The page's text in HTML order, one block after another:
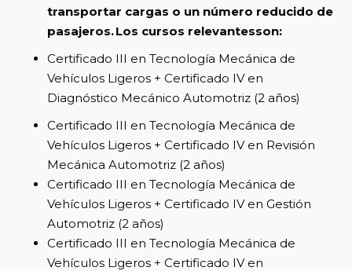
transportar cargas o un número reducido de
pasajeros. Los cursos relevantesson:
Certificado III en Tecnología Mecánica de
Vehículos Ligeros + Certificado IV en
Diagnóstico Mecánico Automotriz (2 años)
Certificado III en Tecnología Mecánica de
Vehículos Ligeros + Certificado IV en Revisión
Mecánica Automotriz (2 años)
Certificado III en Tecnología Mecánica de
Vehículos Ligeros + Certificado IV en Gestión
Automotriz (2 años)
Certificado III en Tecnología Mecánica de
Vehículos Ligeros + Certificado IV en